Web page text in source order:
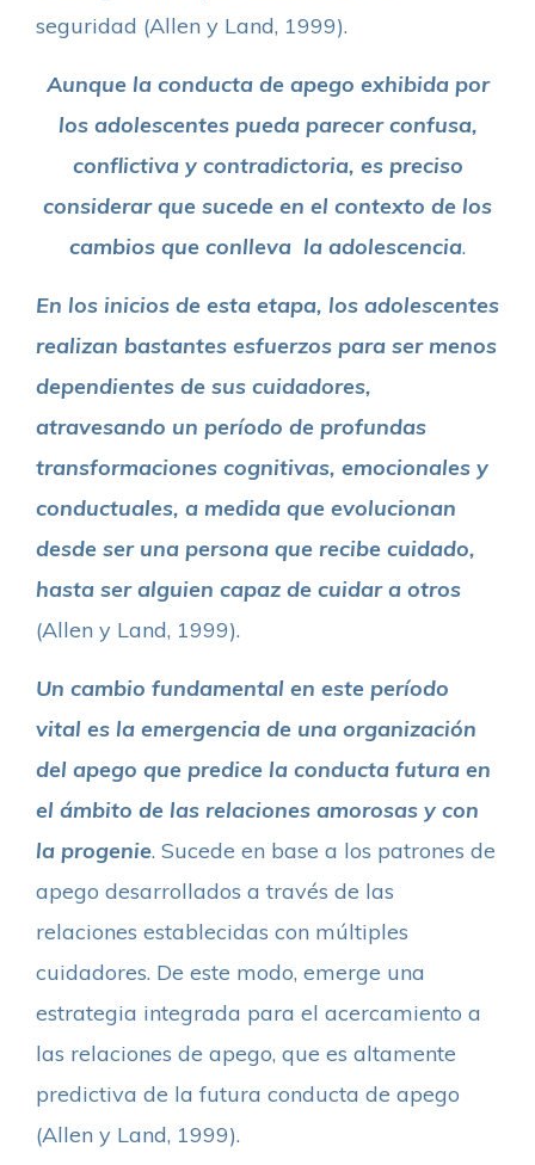
seguridad (Allen y Land, 1999).
Aunque la conducta de apego exhibida por
los adolescentes pueda parecer confusa,
conflictiva y contradictoria, es preciso
considerar que sucede en el contexto de los
cambios que conlleva la adolescencia.
En los inicios de esta etapa, los adolescentes
realizan bastantes esfuerzos para ser menos
dependientes de sus cuidadores,
atravesando un período de profundas
transformaciones cognitivas, emocionales y
conductuales, a medida que evolucionan
desde ser una persona que recibe cuidado,
hasta ser alguien capaz de cuidar a otros
(Allen y Land, 1999).
Un cambio fundamental en este período
vital es la emergencia de una organización
del apego que predice la conducta futura en
el ámbito de las relaciones amorosas y con
la progenie. Sucede en base a los patrones de
apego desarrollados a través de las
relaciones establecidas con múltiples
cuidadores. De este modo, emerge una
estrategia integrada para el acercamiento a
las relaciones de apego, que es altamente
predictiva de la futura conducta de apego
(Allen y Land, 1999).